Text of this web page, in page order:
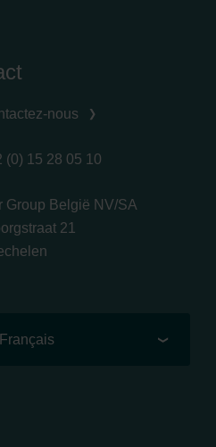
nous
(0) 15 28 05 10
Group België NV/SA
21
Français